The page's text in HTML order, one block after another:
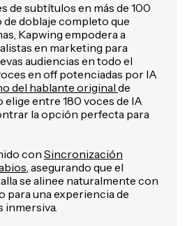
de subtítulos en más de 100
de doblaje completo que
Kapwing empodera a
en marketing para
audiencias en todo el
en off potenciadas por IA
del hablante original de
elige entre 180 voces de IA
la opción perfecta para
con Sincronización
, asegurando que el
se alinee naturalmente con
para una experiencia de
inmersiva.